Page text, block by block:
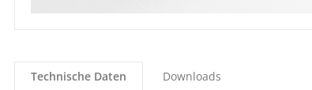
Technische Daten Downloads